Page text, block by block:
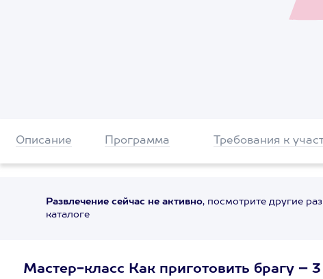
Описание Программа Требования к
Развлечение сейчас не активно, посмотрите другие
каталоге
Мастер-класс Как приготовить брагу –